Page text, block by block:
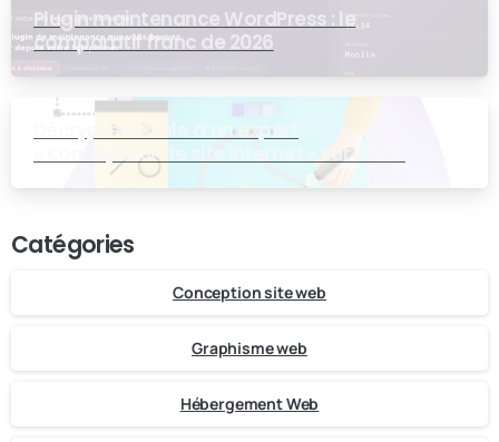
Plugin maintenance WordPress : le
comparatif franc de 2026
Décrypter le rôle d’un expert
« concepteur de site internet » sur la toile
numérique
Catégories
Conception site web
Graphisme web
Hébergement Web